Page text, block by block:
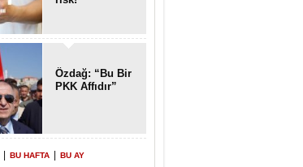
Özdağ: “Bu Bir
PKK Affıdır”
BU HAFTA BU AY